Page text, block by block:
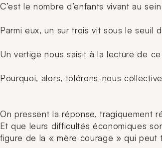
C’est le nombre d’enfants vivant au
Parmi eux, un sur trois vit sous le seuil
Un vertige nous saisit à la lecture de
Pourquoi, alors, tolérons-nous
On pressent la réponse, tragiquement
Et que leurs difficultés économiques
figure de la « mère courage » qui peut